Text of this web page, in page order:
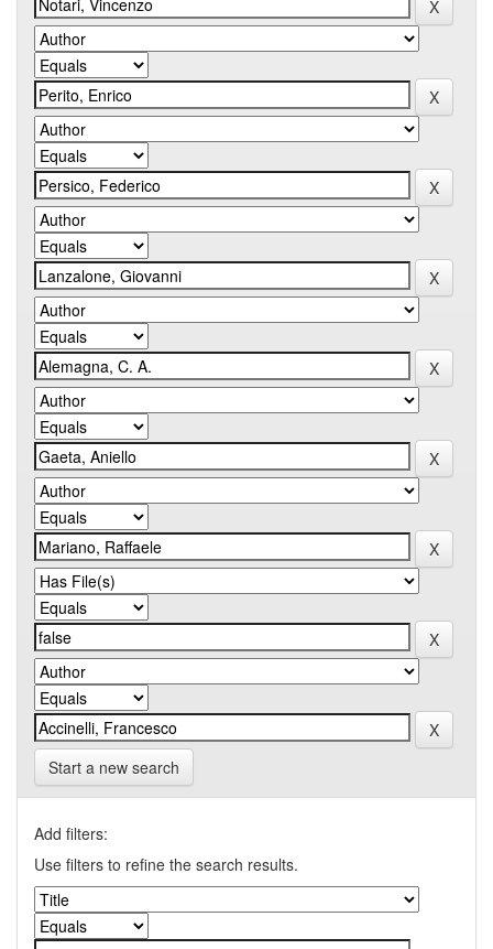
Start a new search
Add filters:
Use filters to refine the search results.